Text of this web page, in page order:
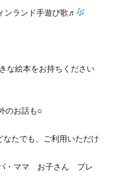
ランド手遊び歌♬
な絵本をお持ちください
のお話も○
たでも、ご利用いただけ
・ママ お子さん プレ